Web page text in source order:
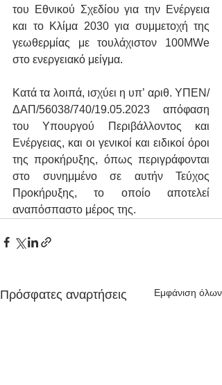
του Εθνικού Σχεδίου για την Ενέργεια
και το Κλίμα 2030 για συμμετοχή της
γεωθερμίας με τουλάχιστον 100MWe
στο ενεργειακό μείγμα.
Κατά τα λοιπά, ισχύει η υπ’ αριθ. ΥΠΕΝ/
ΔΑΠ/56038/740/19.05.2023 απόφαση
του Υπουργού Περιβάλλοντος και
Ενέργειας, και οι γενικοί και ειδικοί όροι
της προκήρυξης, όπως περιγράφονται
στο συνημμένο σε αυτήν Τεύχος
Προκήρυξης, το οποίο αποτελεί
αναπόσπαστο μέρος της.
Πρόσφατες αναρτήσεις Εμφάνιση όλων